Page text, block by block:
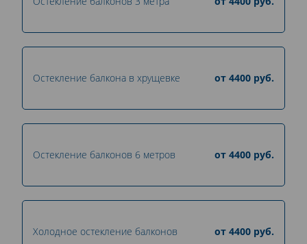
Остекление балкона в хрущевке от 4400 руб.
Остекление балконов 6 метров от 4400 руб.
Холодное остекление балконов от 4400 руб.